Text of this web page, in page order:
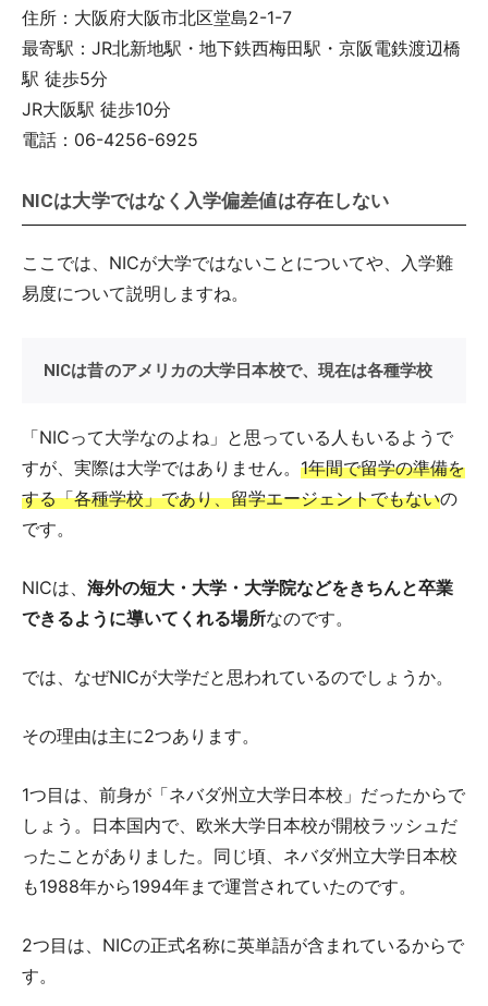
住所：大阪府大阪市北区堂島2-1-7
最寄駅：JR北新地駅・地下鉄西梅田駅・京阪電鉄渡辺橋
駅 徒歩5分
JR大阪駅 徒歩10分
電話：06-4256-6925
NICは大学ではなく入学偏差値は存在しない
ここでは、NICが大学ではないことについてや、入学難
易度について説明しますね。
NICは昔のアメリカの大学日本校で、現在は各種学校
「NICって大学なのよね」と思っている人もいるようで
すが、実際は大学ではありません。 1年間で留学の準備を
する「各種学校」であり、留学エージェントでもないの
です。
NICは、 海外の短大・大学・大学院などをきちんと卒業
できるように導いてくれる場所なのです。
では、なぜNICが大学だと思われているのでしょうか。
その理由は主に2つあります。
1つ目は、前身が「ネバダ州立大学日本校」だったからで
しょう。日本国内で、欧米大学日本校が開校ラッシュだ
ったことがありました。同じ頃、ネバダ州立大学日本校
も1988年から1994年まで運営されていたのです。
2つ目は、NICの正式名称に英単語が含まれているからで
す。